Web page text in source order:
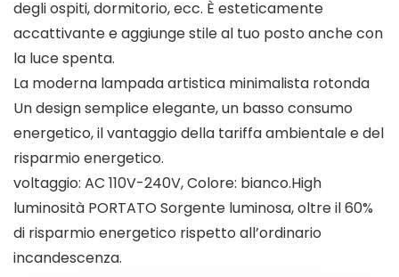
degli ospiti, dormitorio, ecc. È esteticamente
accattivante e aggiunge stile al tuo posto anche con
la luce spenta.
La moderna lampada artistica minimalista rotonda
Un design semplice elegante, un basso consumo
energetico, il vantaggio della tariffa ambientale e del
risparmio energetico.
voltaggio: AC 110V-240V, Colore: bianco.High
luminosità PORTATO Sorgente luminosa, oltre il 60%
di risparmio energetico rispetto all’ordinario
incandescenza.